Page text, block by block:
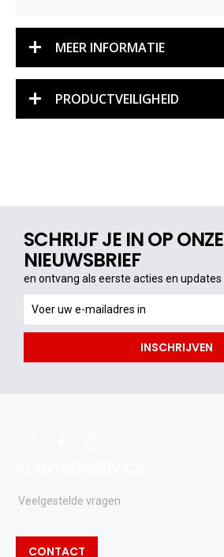
MEER INFORMATIE
PRODUCTVEILIGHEID
SCHRIJF JE IN OP ONZE
NIEUWSBRIEF
en ontvang als eerste acties en updates
ontvang
als
acties
INSCHRIJVEN
Veelgestelde vragen
CONTACT